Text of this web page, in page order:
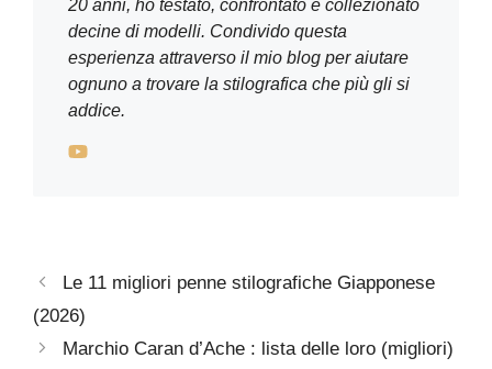
20 anni, ho testato, confrontato e collezionato
decine di modelli. Condivido questa
esperienza attraverso il mio blog per aiutare
ognuno a trovare la stilografica che più gli si
addice.
Le 11 migliori penne stilografiche Giapponese
(2026)
Marchio Caran d’Ache : lista delle loro (migliori)